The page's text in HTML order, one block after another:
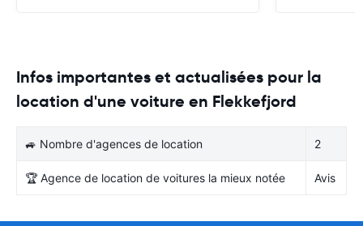
Infos importantes et actualisées pour la
location d'une voiture en Flekkefjord
🚙 Nombre d'agences de location 2
🏆 Agence de location de voitures la mieux notée Avis